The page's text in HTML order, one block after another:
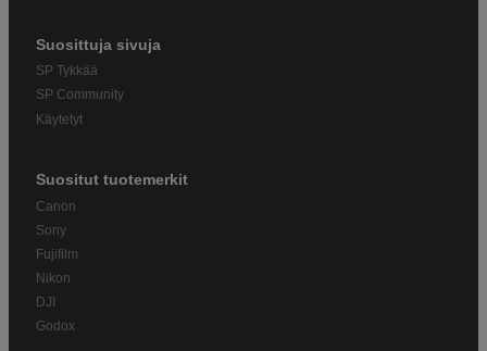
Suosittuja sivuja
SP Tykkää
SP Community
Käytetyt
Suositut tuotemerkit
Canon
Sony
Fujifilm
Nikon
DJI
Godox